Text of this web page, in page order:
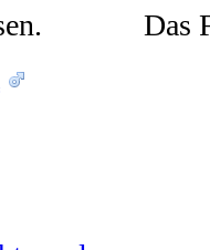
Das